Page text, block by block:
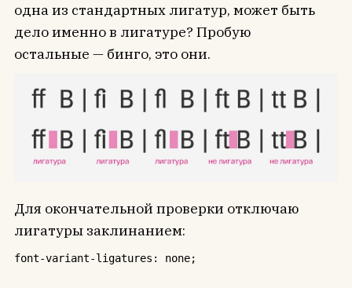
одна из стандартных лигатур, может быть
дело именно в лигатуре? Пробую
остальные — бинго, это они.
Для окончательной проверки отключаю
лигатуры заклинанием:
font-variant-ligatures: none;